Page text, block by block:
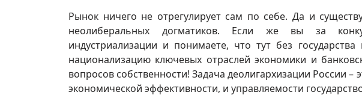
Рынок ничего не отрегулирует сам по себе. Да и
неолиберальных догматиков. Если же вы за
индустриализации и понимаете, что тут без
национализацию ключевых отраслей экономики и
вопросов собственности! Задача деолигархизации России
экономической эффективности, и управляемости